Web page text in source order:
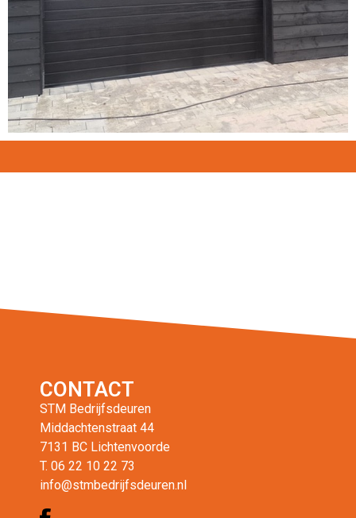
CONTACT
STM Bedrijfsdeuren
Middachtenstraat 44
7131 BC Lichtenvoorde
T. 06 22 10 22 73
info@stmbedrijfsdeuren.nl